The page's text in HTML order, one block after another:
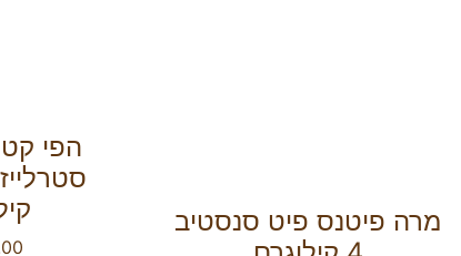
מרה פיטנס פיט סנסטיב
הפי